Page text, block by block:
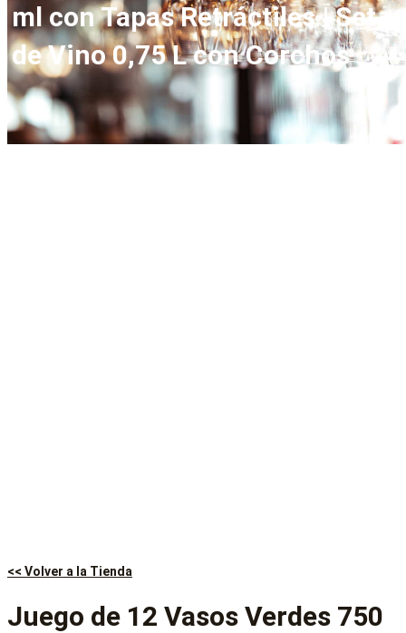
ml con Tapas Retráctiles | Set
de Vino 0,75 L con Corchos
<< Volver a la Tienda
Juego de 12 Vasos Verdes 750